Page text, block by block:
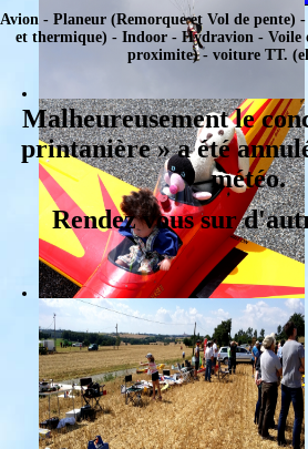
Avion - Planeur (Remorque et Vol de pente)
et thermique) - Indoor - Hydravion - Voile
proximite) - voiture TT.
Malheureusement le
printanière » a été
météo.
Rendez vous sur